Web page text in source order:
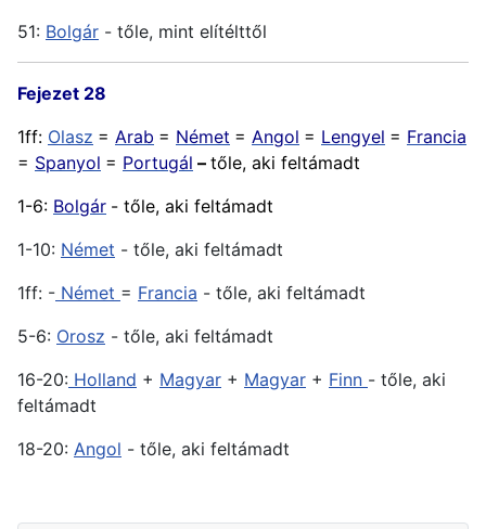
51: Bolgár - tőle, mint elítélttől
Fejezet 28
1ff: Olasz = Arab = Német = Angol = Lengyel = Francia
= Spanyol = Portugál – tőle, aki feltámadt
1-6: Bolgár - tőle, aki feltámadt
1-10: Német - tőle, aki feltámadt
1ff: - Német = Francia - tőle, aki feltámadt
5-6: Orosz - tőle, aki feltámadt
16-20: Holland + Magyar + Magyar + Finn - tőle, aki
feltámadt
18-20: Angol - tőle, aki feltámadt